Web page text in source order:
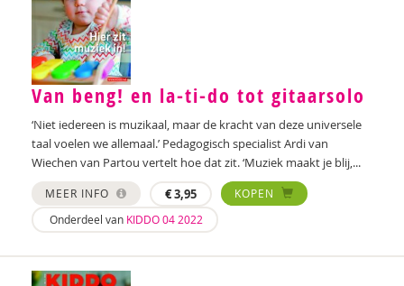
Vicky Dellas
A. van Dinther-Erkens
Angela van Dinther-Erkens
Nanne van Doorn
Wieteke van Dort
Lonneke van Elburg
Belinda Fallaux
Van beng! en la-ti-do tot gitaarsolo
‘Niet iedereen is muzikaal, maar de kracht van deze universele
taal voelen we allemaal.’ Pedagogisch specialist Ardi van
Wiechen van Partou vertelt hoe dat zit. ‘Muziek maakt je blij,...
MEER INFO €3,95
KOPEN
Onderdeel van KIDDO 04 2022